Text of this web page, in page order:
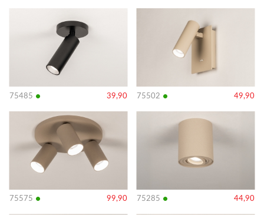
75485 • 39,90 75502 • 49,90
Bekijk
75575 • 99,90
Bekijk
75285 • 44,90
Bekijk